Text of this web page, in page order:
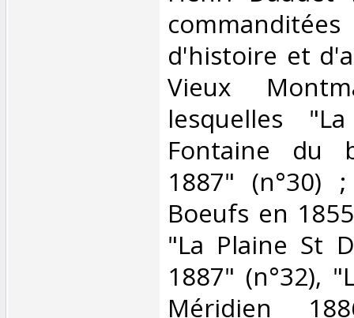
d'histoire et
Vieux
lesquelles
Fontaine du
1887" (n°30)
Boeufs en
"La Plaine St
1887" (n°32),
Méridien